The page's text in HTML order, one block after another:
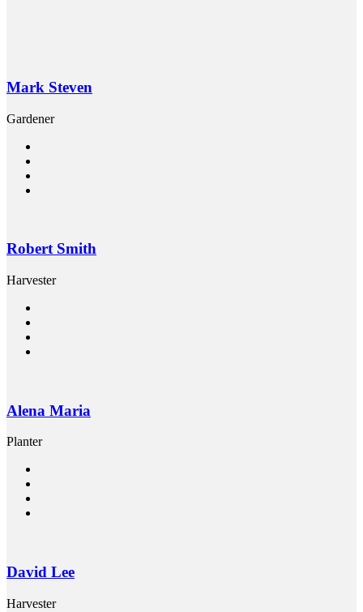
Mark Steven
Gardener
Robert Smith
Harvester
Alena Maria
Planter
David Lee
Harvester